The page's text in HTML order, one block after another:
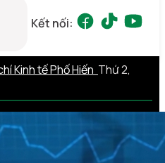
Kết nối:
Kinh tế Phố Hiến Thứ 2,